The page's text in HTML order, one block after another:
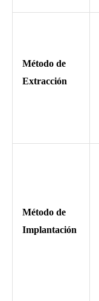
Método de
Extracción
Método de
Implantación